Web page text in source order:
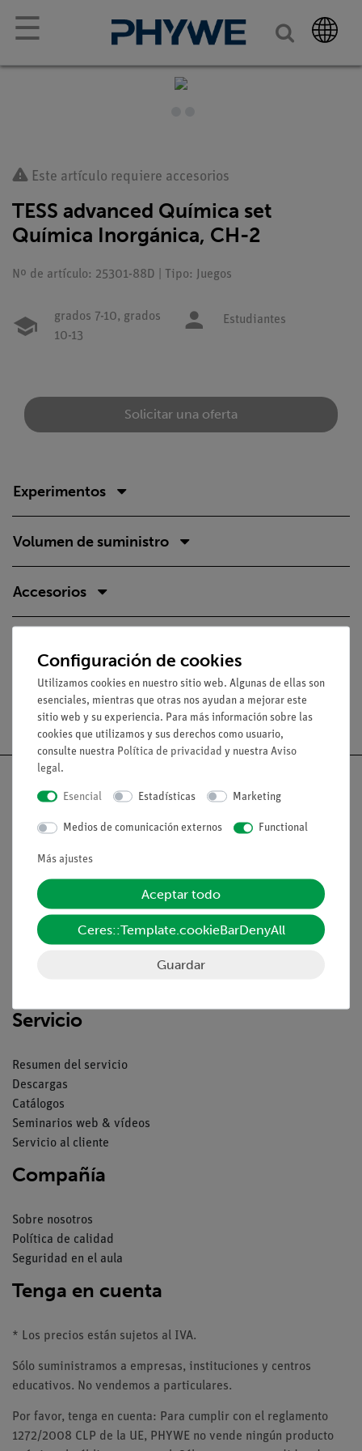
☰
Este artículo requiere accesorios
TESS advanced Química set
Química Inorgánica, CH-2
Nº de artículo: 25301-88D | Tipo: Juegos
grados 7-10, grados
10-13
Estudiantes
Solicitar una oferta
Experimentos
Volumen de suministro
Accesorios
Envío gratuito a partir de 300,- €.
Nach oben
Aviso lega
Contacto
Servicio
Resumen del servicio
Descargas
Catálogos
Seminarios web & vídeos
Servicio al cliente
Compañía
Sobre nosotros
Política de calidad
Seguridad en el aula
Tenga en cuenta
* Los precios están sujetos al IVA.
Sólo suministramos a empresas, instituciones y centros
educativos. No vendemos a particulares.
Por favor, tenga en cuenta: Para cumplir con el reglamento
1272/2008 CLP de la UE, PHYWE no vende ningún producto
Configuración de cookies
Utilizamos cookies en nuestro sitio web. Algunas de ellas son
esenciales, mientras que otras nos ayudan a mejorar este
sitio web y su experiencia. Para más información sobre las
cookies que utilizamos y sus derechos como usuario,
consulte nuestra Política de privacidad y nuestra Aviso
legal.
Esencial Estadísticas Marketing
Medios de comunicación externos Functional
Más ajustes
Aceptar todo
Ceres::Template.cookieBarDenyAll
Guardar